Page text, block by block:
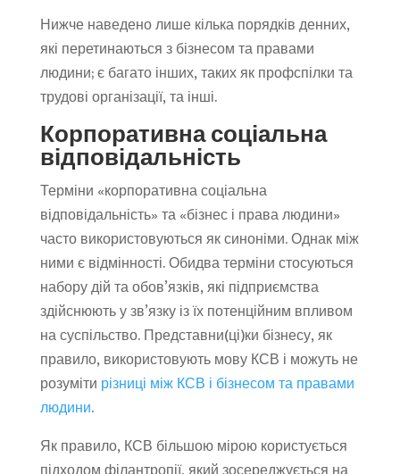
Нижче наведено лише кілька порядків денних,
які перетинаються з бізнесом та правами
людини; є багато інших, таких як профспілки та
трудові організації, та інші.
Корпоративна соціальна
відповідальність
Терміни «корпоративна соціальна
відповідальність» та «бізнес і права людини»
часто використовуються як синоніми. Однак між
ними є відмінності. Обидва терміни стосуються
набору дій та обов’язків, які підприємства
здійснюють у зв’язку із їх потенційним впливом
на суспільство. Представни(ці)ки бізнесу, як
правило, використовують мову КСВ і можуть не
розуміти різниці між КСВ і бізнесом та правами
людини.
Як правило, КСВ більшою мірою користується